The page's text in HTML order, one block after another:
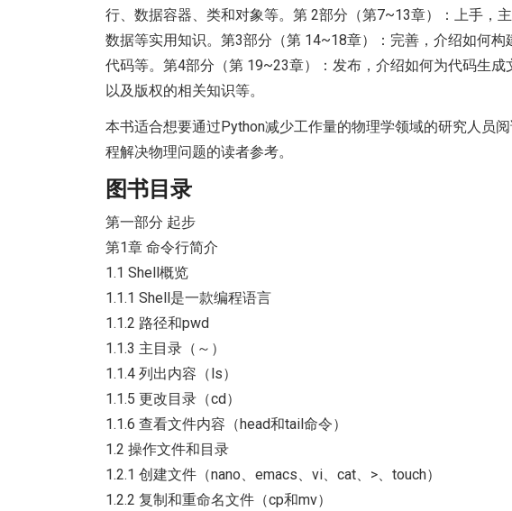
行、数据容器、类和对象等。第 2部分（第7~13章）：上手，
数据等实用知识。第3部分（第 14~18章）：完善，介绍如何构
代码等。第4部分（第 19~23章）：发布，介绍如何为代码生
以及版权的相关知识等。
本书适合想要通过Python减少工作量的物理学领域的研究人员
程解决物理问题的读者参考。
图书目录
第一部分 起步
第1章 命令行简介
1.1 Shell概览
1.1.1 Shell是一款编程语言
1.1.2 路径和pwd
1.1.3 主目录（～）
1.1.4 列出内容（ls）
1.1.5 更改目录（cd）
1.1.6 查看文件内容（head和tail命令）
1.2 操作文件和目录
1.2.1 创建文件（nano、emacs、vi、cat、>、touch）
1.2.2 复制和重命名文件（cp和mv）